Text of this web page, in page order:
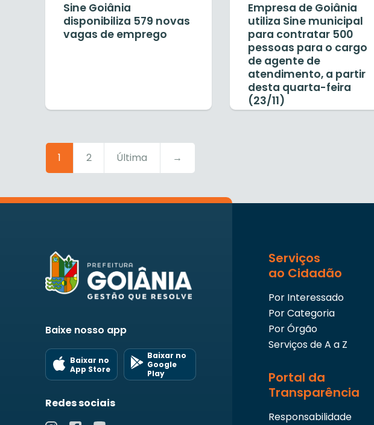
Sine Goiânia
disponibiliza 579 novas
vagas de emprego
Empresa de Goiânia
utiliza Sine municipal
para contratar 500
pessoas para o cargo
de agente de
atendimento, a partir
desta quarta-feira
(23/11)
1 2 Última →
Baixe nosso app
Baixar no
App Store
Baixar no
Google
Play
Redes sociais
Serviços
ao Cidadão
Por Interessado
Por Categoria
Por Órgão
Serviços de A a Z
Portal da
Transparência
Responsabilidade